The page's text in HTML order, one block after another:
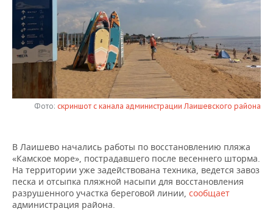
НЕФТЕХИМИЯ
НЕФТЬ
ОПК
ЭНЕРГЕТИКА
РОЗНИЧНАЯ ТОРГОВЛЯ
ТРАНСПОРТ
УСЛУГИ
НОВОСТИ ТЕХНОЛОГИЙ
IT
МЕДИА
ТЕЛЕКОММУНИКАЦИИ
МЕРОПРИЯТИЯ
НОВОСТИ МЕРОПРИЯТИЙ
ВЫЕЗДНАЯ РЕДАКЦИЯ
БИЗНЕС-БРАНЧИ
ОТКРЫТАЯ ЛЕКЦИЯ
СПОРТ
НОВОСТИ СПОРТА
ФУТБОЛ
БАСКЕТБОЛ
ВОЛЕЙБОЛ
ОБЩЕСТВО
НОВОСТИ ОБЩЕСТВА
ИНФРАСТРУКТУРА
ИСТОРИЯ
ФОТОГАЛЕРЕЯ
СПРАВОЧНИК
СПИСОК ПЕРСОН
ПОЛНАЯ ВЕРСИЯ
Фото: скриншот с канала администрации Лаишевского района
В Лаишево начались работы по восстановлению пляжа
«Камское море», пострадавшего после весеннего шторма.
На территории уже задействована техника, ведется завоз
песка и отсыпка пляжной насыпи для восстановления
разрушенного участка береговой линии, сообщает
администрация района.